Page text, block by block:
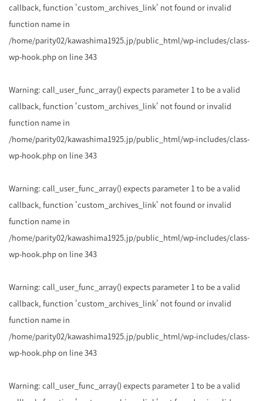
callback, function 'custom_archives_link' not found or invalid
function name in
/home/parity02/kawashima1925.jp/public_html/wp-includes/class-
wp-hook.phpon line343
Warning: call_user_func_array() expects parameter 1 to be a valid
callback, function 'custom_archives_link' not found or invalid
function name in
/home/parity02/kawashima1925.jp/public_html/wp-includes/class-
wp-hook.phpon line343
Warning: call_user_func_array() expects parameter 1 to be a valid
callback, function 'custom_archives_link' not found or invalid
function name in
/home/parity02/kawashima1925.jp/public_html/wp-includes/class-
wp-hook.phpon line343
Warning: call_user_func_array() expects parameter 1 to be a valid
callback, function 'custom_archives_link' not found or invalid
function name in
/home/parity02/kawashima1925.jp/public_html/wp-includes/class-
wp-hook.phpon line343
Warning: call_user_func_array() expects parameter 1 to be a valid